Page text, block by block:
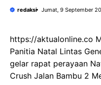
redaksi Jumat, 9 September
https://aktualonline.co
Panitia Natal Lintas
gelar rapat perayaan
Crush Jalan Bambu 2